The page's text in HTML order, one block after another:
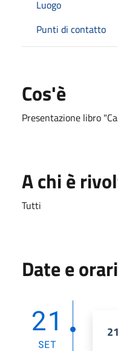
Luogo
Punti di contatto
Cos'è
Presentazione libro
A chi è
Tutti
Date e orari
21
SET